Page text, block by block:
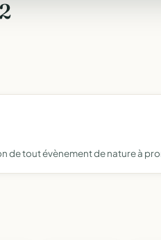
tout évènement de nature à